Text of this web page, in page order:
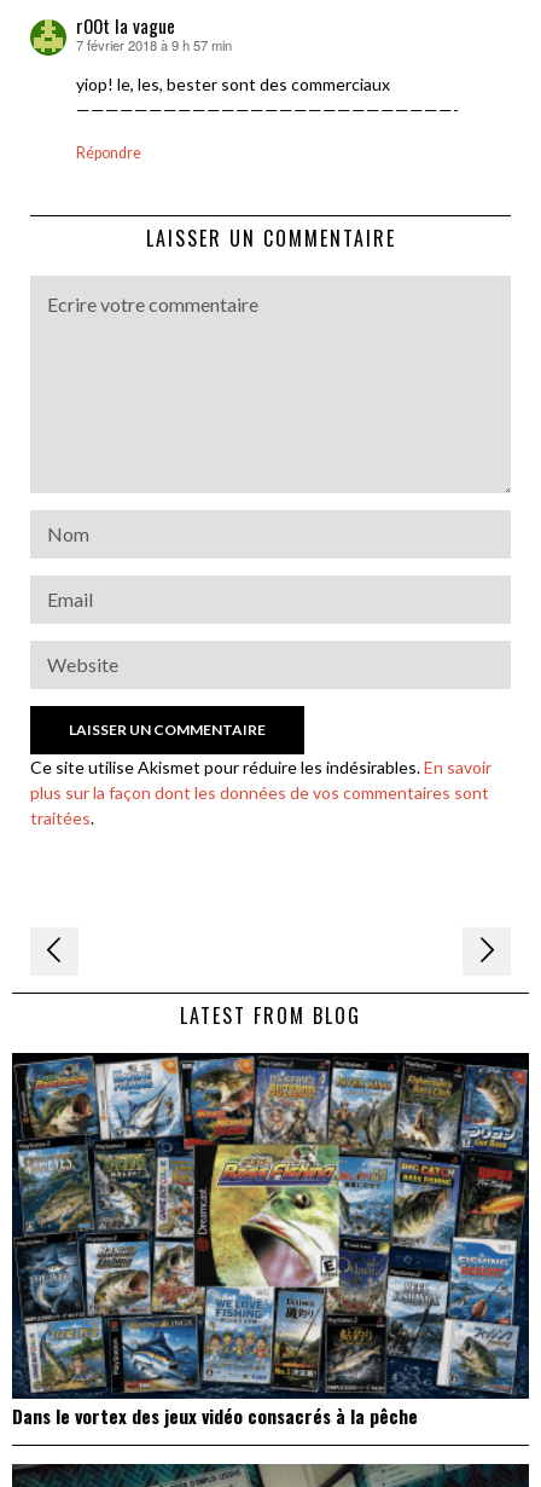
rOOt la vague
dit :
7 février 2018 à 9 h 57 min
yiop! le, les, bester sont des commerciaux
——————————————————————————-
Répondre
LAISSER UN COMMENTAIRE
Ce site utilise Akismet pour réduire les indésirables.En savoir
plus sur la façon dont les données de vos commentaires sont
traitées.
Navigation
de LATEST FROM BLOG
Dans le vortex des jeux vidéo consacrés à la pêche